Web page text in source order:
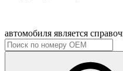
автомобиля является